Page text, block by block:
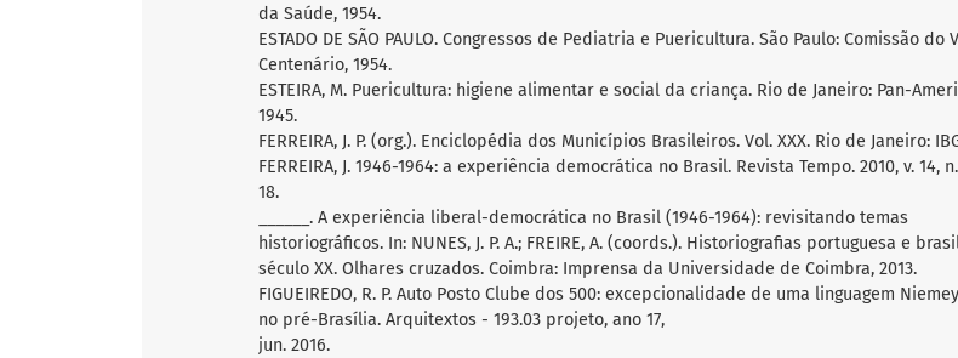
da Saúde, 1954.
ESTADO DE SÃO PAULO. Congressos de Pediatria e Puericultura. São Paulo: Comissão do
Centenário, 1954.
ESTEIRA, M. Puericultura: higiene alimentar e social da criança. Rio de Janeiro: Pan-
1945.
FERREIRA, J. P. (org.). Enciclopédia dos Municípios Brasileiros. Vol. XXX. Rio de Janeiro:
FERREIRA, J. 1946-1964: a experiência democrática no Brasil. Revista Tempo. 2010, v. 14,
18.
______. A experiência liberal-democrática no Brasil (1946-1964): revisitando temas
historiográficos. In: NUNES, J. P. A.; FREIRE, A. (coords.). Historiografias portuguesa e
século XX. Olhares cruzados. Coimbra: Imprensa da Universidade de Coimbra, 2013.
FIGUEIREDO, R. P. Auto Posto Clube dos 500: excepcionalidade de uma linguagem
no pré-Brasília. Arquitextos - 193.03 projeto, ano 17,
jun. 2016.